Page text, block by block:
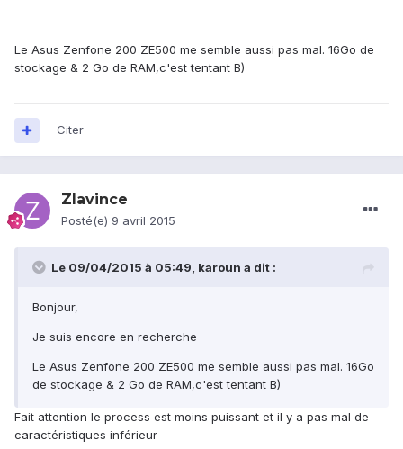
Le Asus Zenfone 200 ZE500 me semble aussi pas mal. 16Go de
stockage & 2 Go de RAM,c'est tentant B)
Citer
Zlavince
Posté(e) 9 avril 2015
Le 09/04/2015 à 05:49, karoun a dit :
Bonjour,
Je suis encore en recherche
Le Asus Zenfone 200 ZE500 me semble aussi pas mal. 16Go
de stockage & 2 Go de RAM,c'est tentant B)
Fait attention le process est moins puissant et il y a pas mal de
caractéristiques inférieur